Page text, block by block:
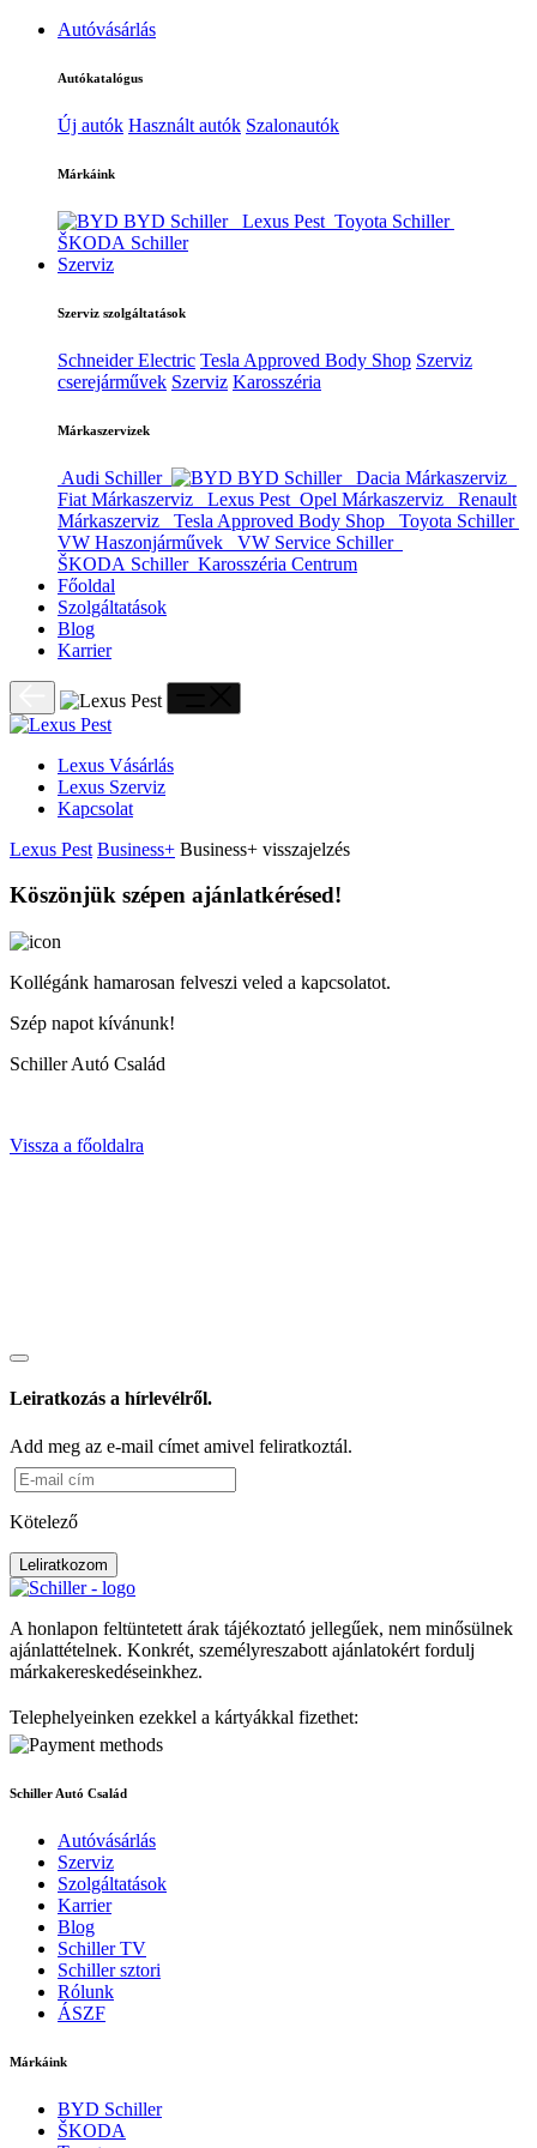
Autóvásárlás
Autókatalógus
Új autók Használt autók Szalonautók
Márkáink
BYD Schiller Lexus Pest Toyota Schiller
ŠKODA Schiller
Szerviz
Szerviz szolgáltatások
Schneider Electric Tesla Approved Body Shop Szerviz
cserejárművek Szerviz Karosszéria
Márkaszervizek
Audi Schiller BYD Schiller
Dacia Márkaszerviz
Fiat Márkaszerviz
Lexus Pest Opel Márkaszerviz
Renault
Márkaszerviz
Tesla Approved Body Shop
Toyota Schiller
VW Haszonjárművek
VW Service Schiller
ŠKODA Schiller Karosszéria Centrum
Főoldal
Szolgáltatások
Blog
Karrier
Lexus Vásárlás
Lexus Szerviz
Kapcsolat
Lexus Pest Business+ Business+ visszajelzés
Köszönjük szépen ajánlatkérésed!
Kollégánk hamarosan felveszi veled a kapcsolatot.
Szép napot kívánunk!
Schiller Autó Család
Vissza a főoldalra
Leiratkozás a hírlevélről.
Add meg az e-mail címet amivel feliratkoztál.
Kötelező
Leliratkozom
A honlapon feltüntetett árak tájékoztató jellegűek, nem minősülnek
ajánlattételnek. Konkrét, személyreszabott ajánlatokért fordulj
márkakereskedéseinkhez.
Telephelyeinken ezekkel a kártyákkal fizethet:
Schiller Autó Család
Autóvásárlás
Szerviz
Szolgáltatások
Karrier
Blog
Schiller TV
Schiller sztori
Rólunk
ÁSZF
Márkáink
BYD Schiller
ŠKODA